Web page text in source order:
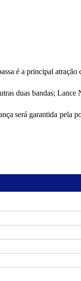
é a principal
duas bandas; Lance
será garantida pela